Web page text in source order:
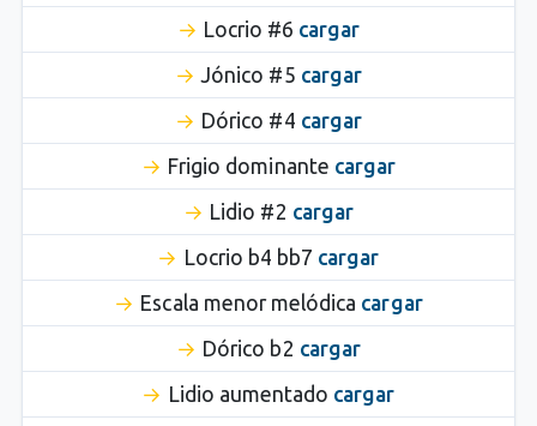
Locrio #6 cargar
Jónico #5 cargar
Dórico #4 cargar
Frigio dominante cargar
Lidio #2 cargar
Locrio b4 bb7 cargar
Escala menor melódica cargar
Dórico b2 cargar
Lidio aumentado cargar